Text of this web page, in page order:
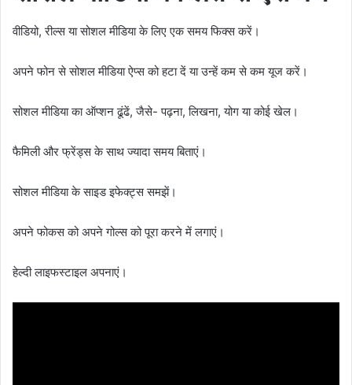
वीडियो, रील्स या सोशल मीडिया के लिए एक समय फिक्स करें।
अपने फोन से सोशल मीडिया ऐप्स को हटा दें या उन्हें कम से कम यूज करें।
सोशल मीडिया का ऑप्शन ढूंढें, जैसे- पढ़ना, लिखना, योग या कोई खेल।
फैमिली और फ्रेंड्स के साथ ज्यादा समय बिताएं।
सोशल मीडिया के साइड इफेक्ट्स समझें।
अपने फोकस को अपने गोल्स को पूरा करने में लगाएं।
हेल्दी लाइफस्टाइल अपनाएं।